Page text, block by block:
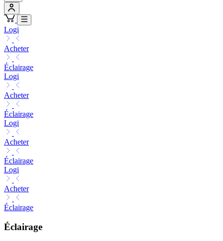
Logi
Acheter
Éclairage
Logi
Acheter
Éclairage
Logi
Acheter
Éclairage
Logi
Acheter
Éclairage
Éclairage